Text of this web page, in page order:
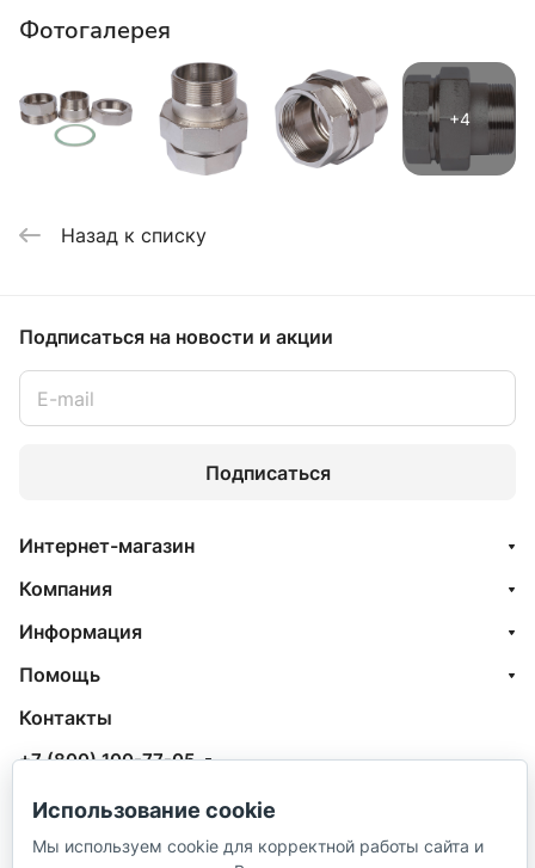
Фотогалерея
Назад к списку
Подписаться на новости и акции
Подписаться
Интернет-магазин
Компания
Информация
Помощь
Контакты
+7 (800) 100-77-05
info@aquatehnik.com
г. Краснодар (Центр),
Использование cookie
Мы используем cookie для корректной работы сайта и